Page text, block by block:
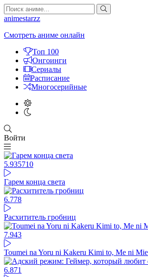
animestarzz
Смотреть аниме онлайн
Топ 100
Онгоинги
Сериалы
Расписание
Многосерийные
Войти
5.935710
Гарем конца света
6.778
Расхититель гробниц
7.943
Toumei na Yoru ni Kakeru Kimi to, Me ni
6.871